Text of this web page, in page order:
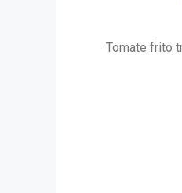
Tomate frito